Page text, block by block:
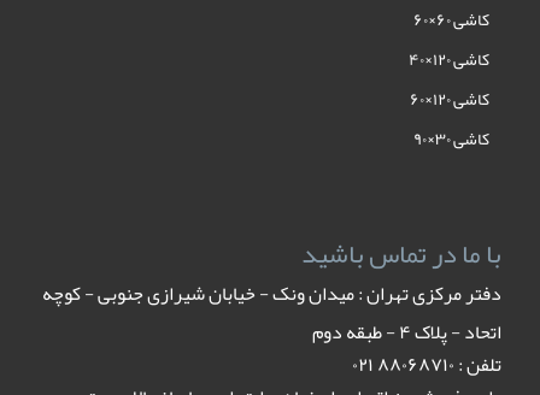
کاشی ۶۰×۶۰
کاشی ۱۲۰×۴۰
کاشی ۱۲۰×۶۰
کاشی ۳۰×۹۰
با ما در تماس باشید
دفتر مرکزی تهران : میدان ونک - خیابان شیرازی جنوبی - کوچه
اتحاد - پلاک ۴ - طبقه دوم
تلفن : ٨٨٠۶٨٧١٠ ٠٢١